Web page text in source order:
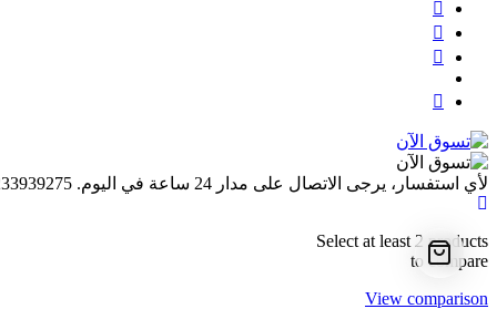
لأي استفسار، يرجى الاتصال على مدار 24 ساعة في اليوم.
Select at least 2 products
to compare
View comparison